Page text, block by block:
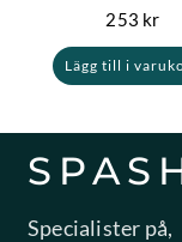
253 kr
Lägg till i
Specialister på,